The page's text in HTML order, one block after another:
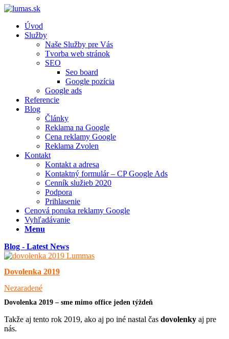
Úvod
Služby
Naše Služby pre Vás
Tvorba web stránok
SEO
Seo board
Google pozícia
Google ads
Referencie
Blog
Články
Reklama na Google
Cena reklamy Google
Reklama Zvolen
Kontakt
Kontakt a adresa
Kontaktný formulár – CP Google Ads
Cenník služieb 2020
Podpora
Prihlasenie
Cenová ponuka reklamy Google
Vyhľadávanie
Menu
Blog - Latest News
Dovolenka 2019
Nezaradené
Dovolenka 2019 – sme mimo office jeden týždeň
Takže aj tento rok 2019, ako aj po iné nastal čas dovolenky aj pre
nás.